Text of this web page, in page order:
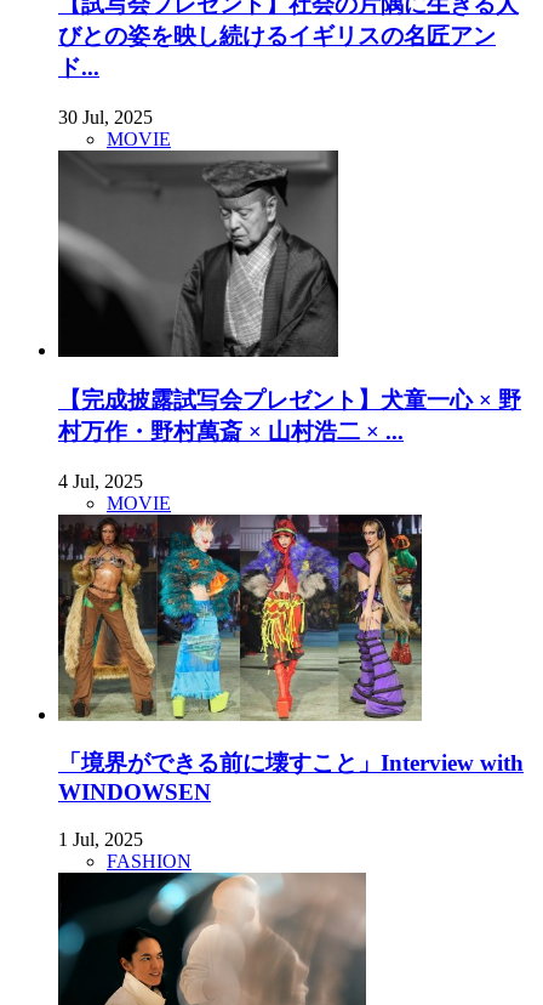
びとの姿を映し続けるイギリスの名匠アン
ド...
30 Jul, 2025
MOVIE
【完成披露試写会プレゼント】犬童一心 × 野
村万作・野村萬斎 × 山村浩二 × ...
4 Jul, 2025
MOVIE
「境界ができる前に壊すこと」Interview with
WINDOWSEN
1 Jul, 2025
FASHION